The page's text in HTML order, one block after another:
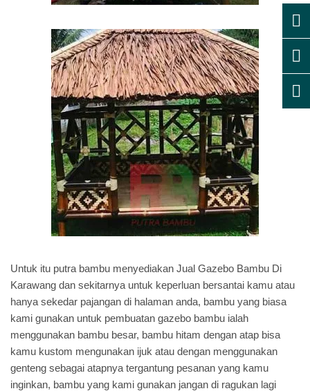
Untuk itu putra bambu menyediakan Jual Gazebo Bambu Di
Karawang dan sekitarnya untuk keperluan bersantai kamu atau
hanya sekedar pajangan di halaman anda, bambu yang biasa
kami gunakan untuk pembuatan gazebo bambu ialah
menggunakan bambu besar, bambu hitam dengan atap bisa
kamu kustom mengunakan ijuk atau dengan menggunakan
genteng sebagai atapnya tergantung pesanan yang kamu
inginkan, bambu yang kami gunakan jangan di ragukan lagi